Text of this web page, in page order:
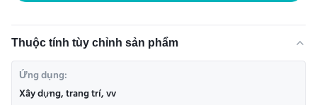
Thuộc tính tùy chỉnh sản phẩm
Ứng dụng:
Xây dựng, trang trí, vv